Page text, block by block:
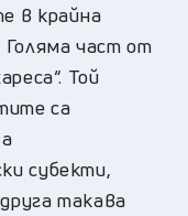
в крайна
част от
Той
са
субекти,
такава